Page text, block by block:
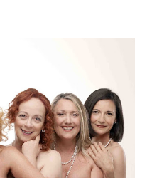
si esibirà per il secondo anno
il piacere di applaudire i
Philharmonic per la quarta
da Kristjan Järvi (affiancato